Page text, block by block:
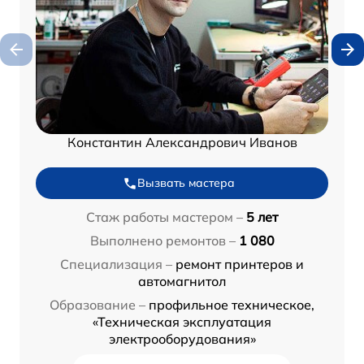
Константин Александрович Иванов
Вызвать мастера
Стаж работы мастером – 5 лет
Выполнено ремонтов – 1 080
Специализация – ремонт принтеров и
автомагнитол
Образование – профильное техническое,
«Техническая эксплуатация
электрооборудования»